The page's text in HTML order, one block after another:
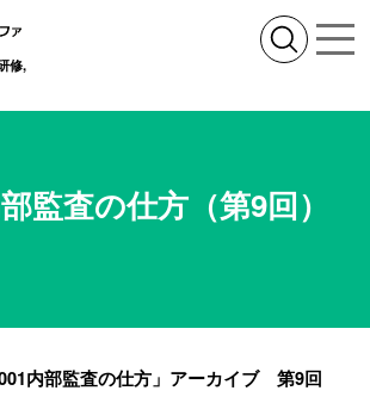
修,
監査の仕方（第9回）
内部監査の仕方」アーカイブ 第9回